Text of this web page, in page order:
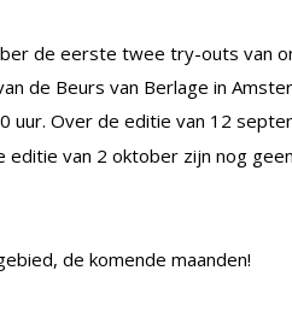
de eerste twee try-outs van
de Beurs van Berlage in
uur. Over de editie van 12
editie van 2 oktober zijn nog
de komende maanden!